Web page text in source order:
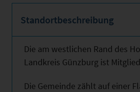
Standortbeschreibung
Die am westlichen Rand des
Landkreis Günzburg ist
Die Gemeinde zählt auf einer